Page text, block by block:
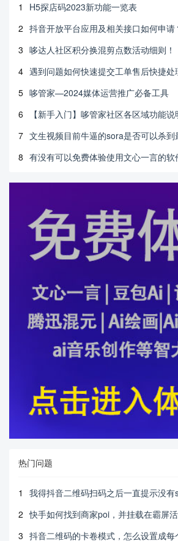
1
H5探店码2023新功能一览表
2 抖音开放平台应用及相关接口如何申请
3 哆达人社区积分换混剪点数活动细则！
4 遇到问题如何快速提交工单售后快捷处
5 哆管家—2024媒体运营推广必备工具
6
【新手入门】哆管家社区各区域功能说
7 文生视频目前牛逼的sora是否可以杀到
8 有没有可以免费体验使用文心一言的软
热门问题
1
我得抖音二维码扫码之后一直提示没有
2 快手如何找到商家poi，并挂载在霸屏活
3 抖音二维码的卡卷模式，怎么设置成